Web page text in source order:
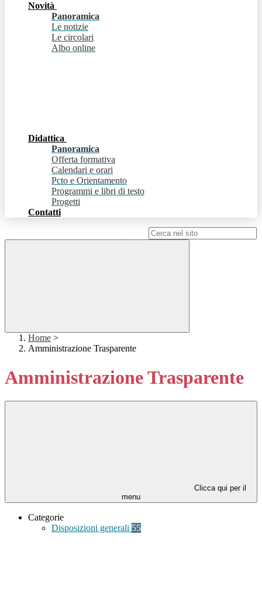
Novità
Panoramica
Le notizie
Le circolari
Albo online
Didattica
Panoramica
Offerta formativa
Calendari e orari
Pcto e Orientamento
Programmi e libri di testo
Progetti
Contatti
Home >
Amministrazione Trasparente
Amministrazione Trasparente
Clicca qui per il
menu
Categorie
Disposizioni generali 55